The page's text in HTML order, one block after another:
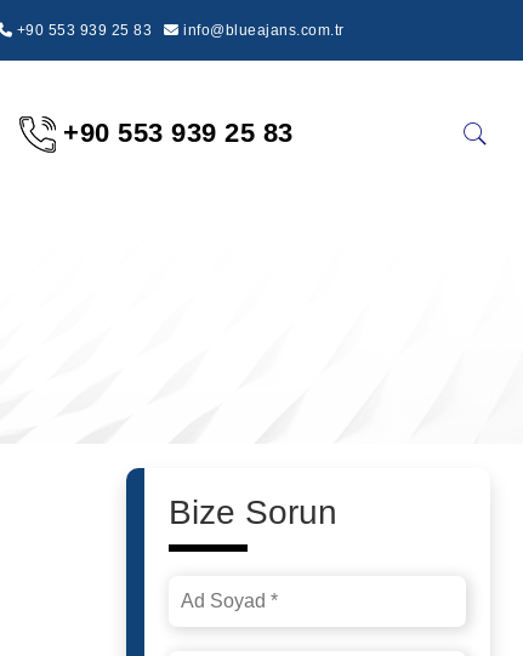
+90 553 939 25 83 info@blueajans.com.tr
+90 553 939 25 83
Bize Sorun